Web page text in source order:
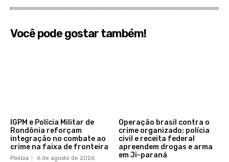
Você pode gostar também!
IGPM e Polícia Militar de
Rondônia reforçam
integração no combate ao
crime na faixa de fronteira
Policia 6 de agosto de 2026
Operação brasil contra o
crime organizado: polícia
civil e receita federal
apreendem drogas e arma
em Ji-paraná